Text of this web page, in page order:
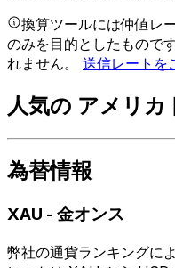
換算ツールには仲値レ
のみを目的としたもので
れません。 送信レートを
人気の アメリ
為替情報
XAU - 金オンス
弊社の通貨ランキングに